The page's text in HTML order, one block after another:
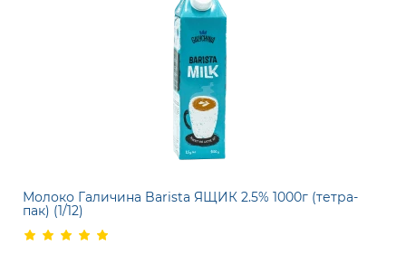
Молоко Галичина Barista ЯЩИК 2.5% 1000г (тетра-
пак) (1/12)